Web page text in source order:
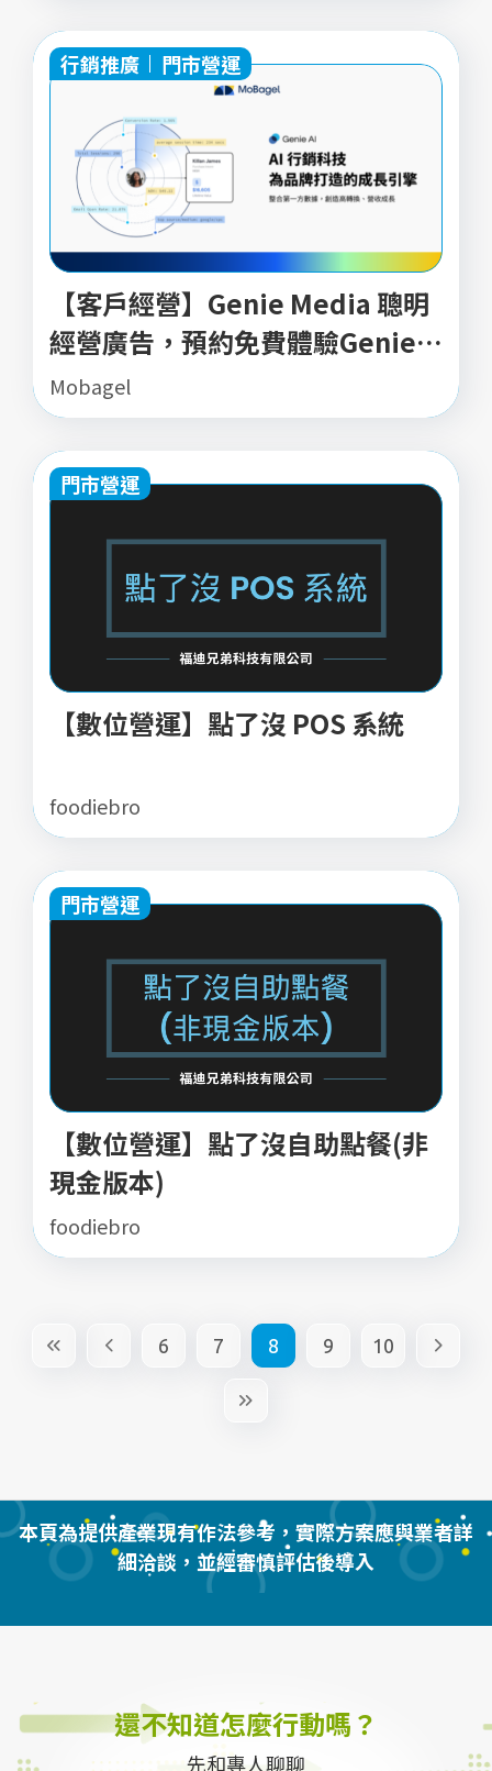
行銷推廣 門市營運
【客戶經營】Genie Media 聰明
經營廣告，預約免費體驗Genie小
精靈
Mobagel
門市營運
【數位營運】點了沒 POS 系統
foodiebro
門市營運
【數位營運】點了沒自助點餐(非
現金版本)
foodiebro
6 7 8 9 10
本頁為提供產業現有作法參考，實際方案應與業者詳
細洽談，並經審慎評估後導入
還不知道怎麼行動嗎？
先和專人聊聊